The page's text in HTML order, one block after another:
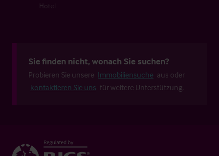
Hotel
Sie finden nicht, wonach Sie suchen?
Probieren Sie unsere Immobiliensuche aus oder
kontaktieren Sie uns für weitere Unterstützung.